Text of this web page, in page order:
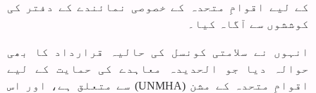
کے لیے اقوامِ متحدہ کے خصوصی نمائندے کے دفتر کی
کوششوں سے آگاہ کیا۔
انہوں نے سلامتی کونسل کی حالیہ قرارداد کا بھی
حوالہ دیا جو الحدیدہ معاہدے کی حمایت کے لیے
اقوامِ متحدہ کے مشن (UNMHA) سے متعلق ہے، اور اس